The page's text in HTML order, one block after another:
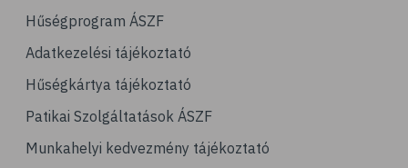
# emésztőrendszer
# emésztési zavarok
# puffadás
# orrdugulás
# magnézium
Hűségprogram ÁSZF
Adatkezelési tájékoztató
Hűségkártya tájékoztató
Patikai Szolgáltatások ÁSZF
Munkahelyi kedvezmény tájékoztató